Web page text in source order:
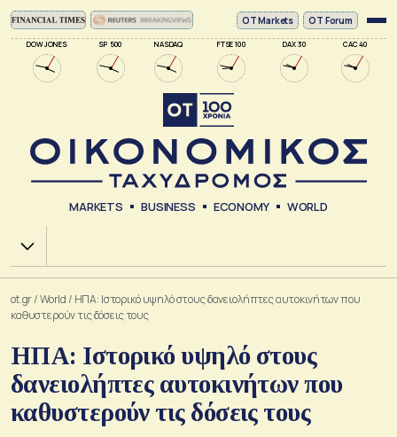
DOW JONES SP 500 NASDAQ FTSE 100 DAX 30 CAC 40
ΟΤ Markets OT Forum
MARKETS BUSINESS ECONOMY WORLD
Χ.Α.
ot.gr/World / ΗΠΑ: Ιστορικό υψηλό στους δανειολήπτες αυτοκινήτων που
καθυστερούν τις δόσεις τους
ΗΠΑ: Ιστορικό υψηλό στους
δανειολήπτες αυτοκινήτων που
καθυστερούν τις δόσεις τους